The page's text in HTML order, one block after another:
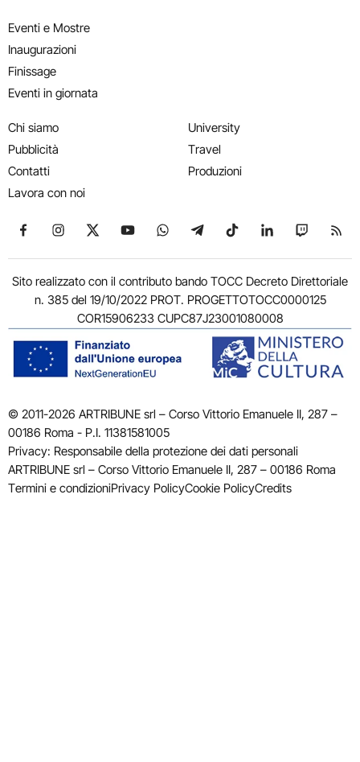
Eventi e Mostre
Inaugurazioni
Finissage
Eventi in giornata
Chi siamo
Pubblicità
Contatti
Lavora con noi
University
Travel
Produzioni
Seguici su Facebook
Seguici su Instagram
Seguici su X
Seguici su YouTube
Seguici su WhatsApp
Seguici su Telegram
Seguici su TikTok
Seguici su
Seguici
Sito realizzato con il contributo bando TOCC Decreto Direttoriale
n. 385 del 19/10/2022 PROT. PROGETTOTOCC0000125
COR15906233 CUPC87J23001080008
© 2011-2026 ARTRIBUNE srl – Corso Vittorio Emanuele II, 287 –
00186 Roma - P.I. 11381581005
Privacy: Responsabile della protezione dei dati personali
ARTRIBUNE srl – Corso Vittorio Emanuele II, 287 – 00186 Roma
Termini e condizioniPrivacy PolicyCookie PolicyCredits